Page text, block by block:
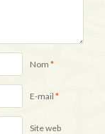
Nom *
E-mail *
Site web